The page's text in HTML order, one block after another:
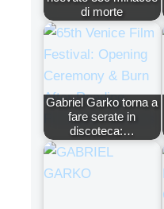
di morte
Gabriel Garko torna a
fare serate in
discoteca:…